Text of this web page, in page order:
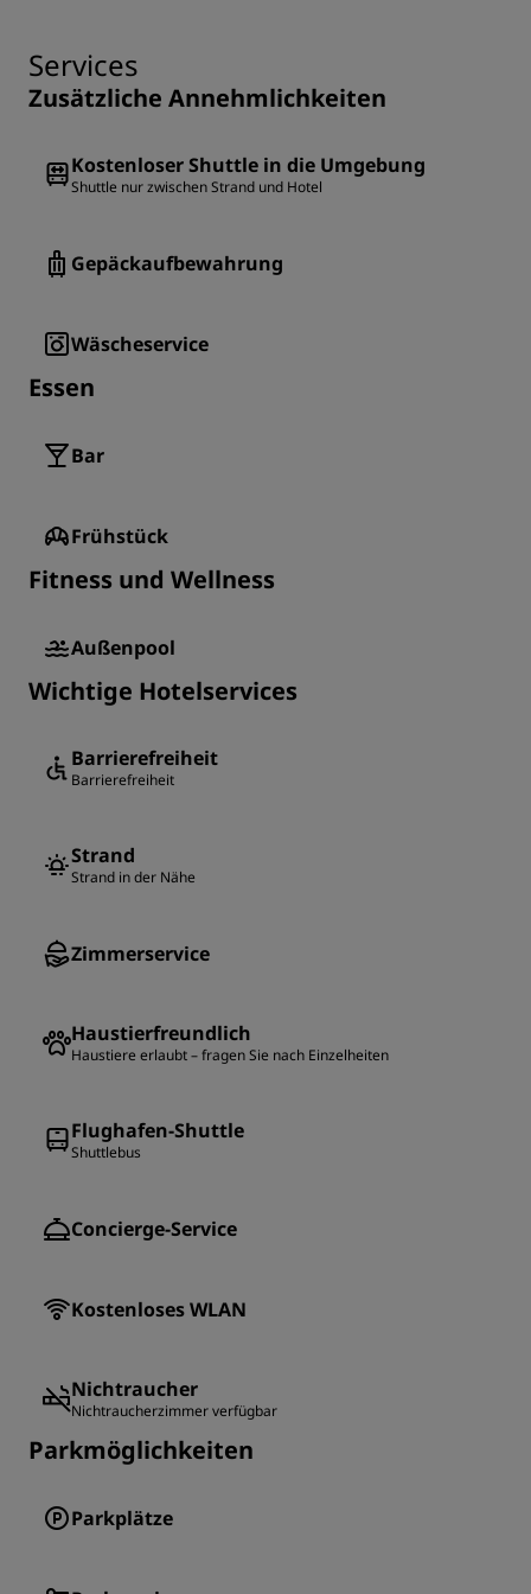
Services
Zusätzliche Annehmlichkeiten
Kostenloser Shuttle in die Umgebung
Shuttle nur zwischen Strand und Hotel
Gepäckaufbewahrung
Wäscheservice
Essen
Bar
Frühstück
Fitness und Wellness
Außenpool
Wichtige Hotelservices
Barrierefreiheit
Barrierefreiheit
Strand
Strand in der Nähe
Zimmerservice
Haustierfreundlich
Haustiere erlaubt – fragen Sie nach Einzelheiten
Flughafen-Shuttle
Shuttlebus
Concierge-Service
Kostenloses WLAN
Nichtraucher
Nichtraucherzimmer verfügbar
Parkmöglichkeiten
Parkplätze